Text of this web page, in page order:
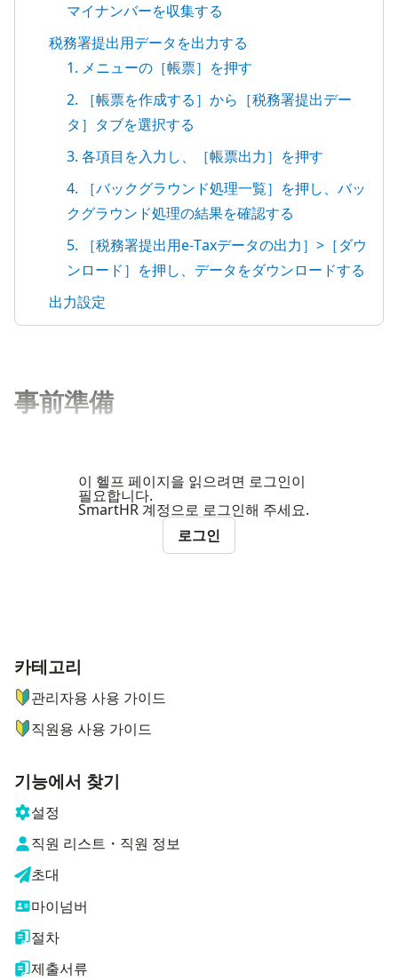
マイナンバーを収集する
税務署提出用データを出力する
1. メニューの［帳票］を押す
2. ［帳票を作成する］から［税務署提出デー
タ］タブを選択する
3. 各項目を入力し、［帳票出力］を押す
4. ［バックグラウンド処理一覧］を押し、バッ
クグラウンド処理の結果を確認する
5. ［税務署提出用e-Taxデータの出力］>［ダウ
ンロード］を押し、データをダウンロードする
出力設定
事前準備
이 헬프 페이지을 읽으려면 로그인이
필요합니다.
SmartHR 계정으로 로그인해 주세요.
로그인
ナビゲーションメニュー
카테고리
관리자용 사용 가이드
직원용 사용 가이드
기능에서 찾기
설정
직원 리스트・직원 정보
초대
마이넘버
절차
제출서류